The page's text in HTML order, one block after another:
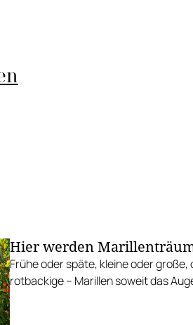
Hier werden
Frühe oder späte, kleine oder
rotbackige – Marillen soweit das